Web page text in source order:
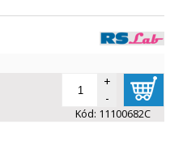
+
-
Kód: 11100682C